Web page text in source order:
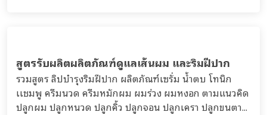
สูตรรับผลิตผลิตภัณฑ์ดูแลเส้นผม และริมฝีปาก
รวมสูตร ลิปบำรุงริมฝีปาก ผลิตภัณฑ์เซรั่ม น้ำตบ โทนิก
เเชมพู ครีมนวด ครีมหมักผม ผมร่วง ผมหงอก ตามแนวคิด
ปลูกผม ปลูกหนวด ปลูกคิ้ว ปลูกจอน ปลูกเครา ปลูกขนตา...